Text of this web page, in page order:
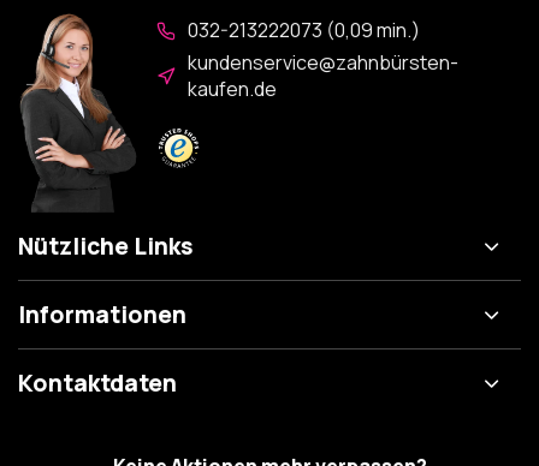
032-213222073 (0,09 min.)
kundenservice@zahnbürsten-
kaufen.de
Nützliche Links
Informationen
Kontaktdaten